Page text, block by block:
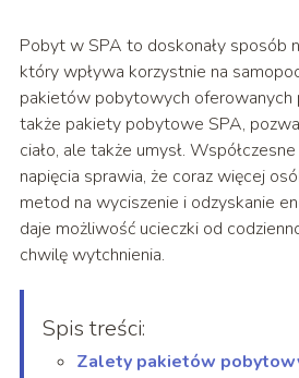
Pobyt w SPA to doskonały sposób
który wpływa korzystnie na
pakietów pobytowych oferowanych
także pakiety pobytowe SPA,
ciało, ale także umysł.
napięcia sprawia, że coraz więcej
metod na wyciszenie i odzyskanie
daje możliwość ucieczki od
chwilę wytchnienia.
Spis treści:
Zalety pakietów